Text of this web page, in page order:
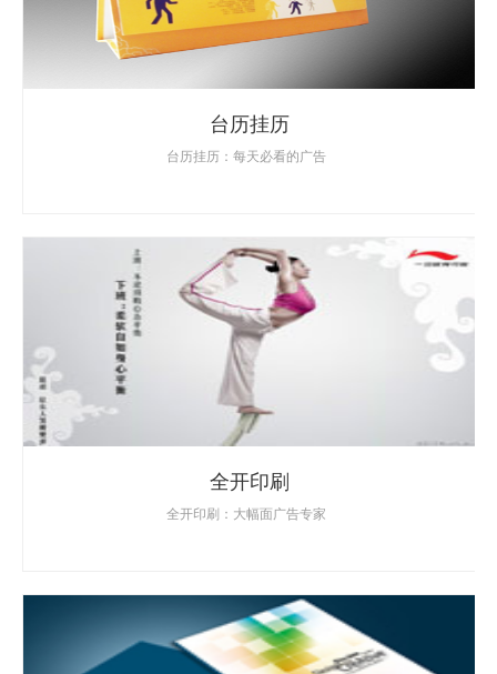
台历挂历
台历挂历：每天必看的广告
全开印刷
全开印刷：大幅面广告专家